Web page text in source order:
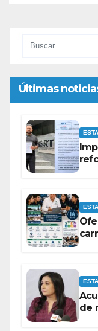
Últimas
de